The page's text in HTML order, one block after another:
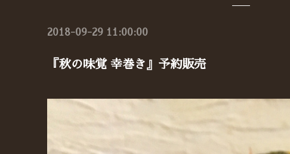
2018-09-29 11:00:00
『秋の味覚 幸巻き』予約販売